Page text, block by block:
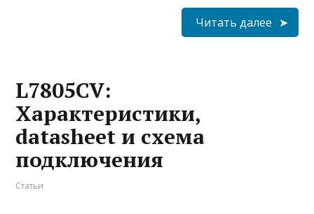
Читать далее
L7805CV:
Характеристики,
datasheet и схема
подключения
Статьи